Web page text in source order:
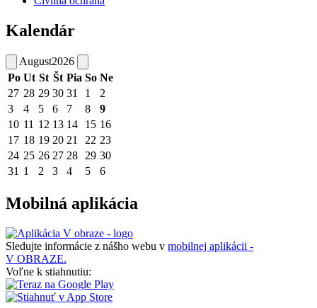
Kalendár
August2026
Po Ut St Št Pia So Ne
27 28 29 30 31 1
2
3
4 5 6 7 8
9
10 11 12 13 14 15 16
17 18 19 20 21 22 23
24 25 26 27 28 29 30
31 1 2 3 4 5 6
Mobilná aplikácia
Sledujte informácie z nášho webu v mobilnej aplikácii -
V OBRAZE.
Voľne k stiahnutiu: